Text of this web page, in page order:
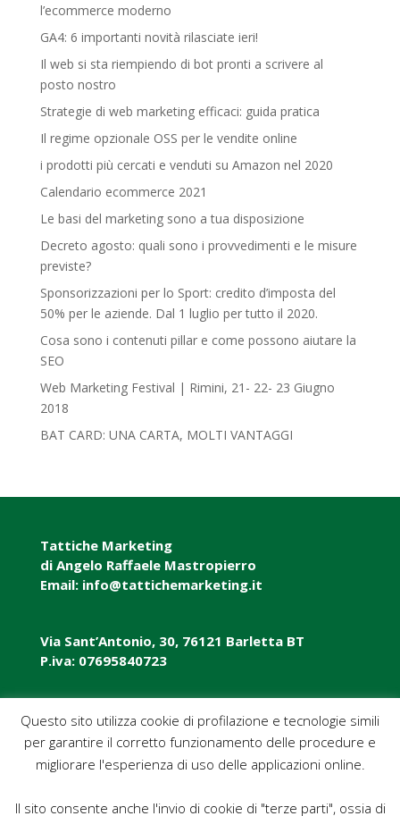
l’ecommerce moderno
GA4: 6 importanti novità rilasciate ieri!
Il web si sta riempiendo di bot pronti a scrivere al
posto nostro
Strategie di web marketing efficaci: guida pratica
Il regime opzionale OSS per le vendite online
i prodotti più cercati e venduti su Amazon nel 2020
Calendario ecommerce 2021
Le basi del marketing sono a tua disposizione
Decreto agosto: quali sono i provvedimenti e le misure
previste?
Sponsorizzazioni per lo Sport: credito d’imposta del
50% per le aziende. Dal 1 luglio per tutto il 2020.
Cosa sono i contenuti pillar e come possono aiutare la
SEO
Web Marketing Festival | Rimini, 21- 22- 23 Giugno
2018‎
BAT CARD: UNA CARTA, MOLTI VANTAGGI
Tattiche Marketing
di Angelo Raffaele Mastropierro
Email: info@tattichemarketing.it
Via Sant’Antonio, 30, 76121 Barletta BT
P.iva: 07695840723
P.iva: 07695840723
Pec: tattichemarketing@pec.it
Questo sito utilizza cookie di profilazione e tecnologie simili
per garantire il corretto funzionamento delle procedure e
migliorare l'esperienza di uso delle applicazioni online.
Il sito consente anche l'invio di cookie di "terze parti", ossia di